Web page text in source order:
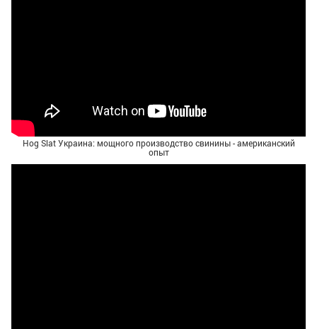
Hog Slat Украина: мощного производство свинины - американский
опыт